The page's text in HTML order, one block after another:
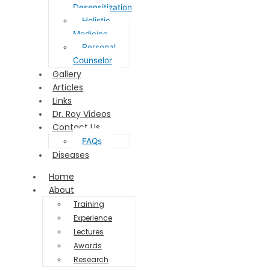
Desensitization
Holistic
Medicine
Personal
Counselor
Gallery
Articles
Links
Dr. Roy Videos
Contact Us
FAQs
Diseases
Home
About
Training
Experience
Lectures
Awards
Research